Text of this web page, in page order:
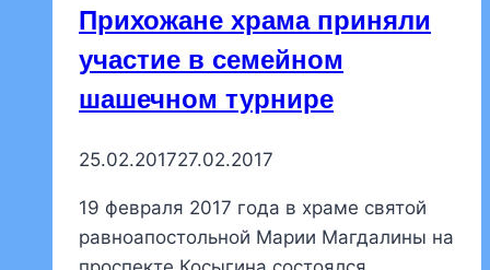
Прихожане храма приняли
участие в семейном
шашечном турнире
25.02.201727.02.2017
19 февраля 2017 года в храме святой
равноапостольной Марии Магдалины на